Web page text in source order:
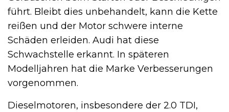
führt. Bleibt dies unbehandelt, kann die Kette
reißen und der Motor schwere interne
Schäden erleiden. Audi hat diese
Schwachstelle erkannt. In späteren
Modelljahren hat die Marke Verbesserungen
vorgenommen.
Dieselmotoren, insbesondere der 2.0 TDI,